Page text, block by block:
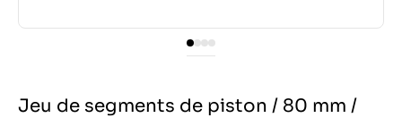
Jeu de segments de piston / 80 mm /